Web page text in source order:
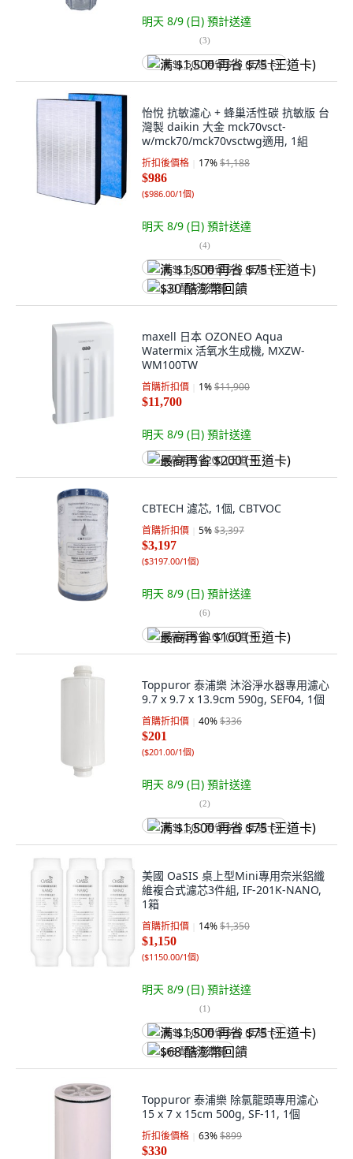
明天 8/9 (日) 預計送達
(3)
满 $1,500 再省 $75 (王道卡)
怡悅 抗敏濾心 + 蜂巢活性碳 抗敏版 台
灣製 daikin 大金 mck70vsct-
w/mck70/mck70vsctwg適用, 1組
折扣後價格 17%$1,188
$986
($986.00/1個)
明天 8/9 (日) 預計送達
(4)
满 $1,500 再省 $75 (王道卡)
$30 酷澎幣回饋
maxell 日本 OZONEO Aqua
Watermix 活氧水生成機, MXZW-
WM100TW
首購折扣價 1%$11,900
$11,700
明天 8/9 (日) 預計送達
最高再省 $200 (王道卡)
CBTECH 濾芯, 1個, CBTVOC
首購折扣價 5%$3,397
$3,197
($3197.00/1個)
明天 8/9 (日) 預計送達
(6)
最高再省 $160 (王道卡)
Toppuror 泰浦樂 沐浴淨水器專用濾心
9.7 x 9.7 x 13.9cm 590g, SEF04, 1個
首購折扣價 40%$336
$201
($201.00/1個)
明天 8/9 (日) 預計送達
(2)
满 $1,500 再省 $75 (王道卡)
美國 OaSIS 桌上型Mini專用奈米鋁纖
維複合式濾芯3件組, IF-201K-NANO,
1箱
首購折扣價 14%$1,350
$1,150
($1150.00/1個)
明天 8/9 (日) 預計送達
(1)
满 $1,500 再省 $75 (王道卡)
$68 酷澎幣回饋
Toppuror 泰浦樂 除氯龍頭專用濾心
15 x 7 x 15cm 500g, SF-11, 1個
折扣後價格 63%$899
$330